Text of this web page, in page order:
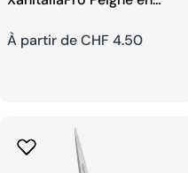
Prix
À partir de CHF 4.50